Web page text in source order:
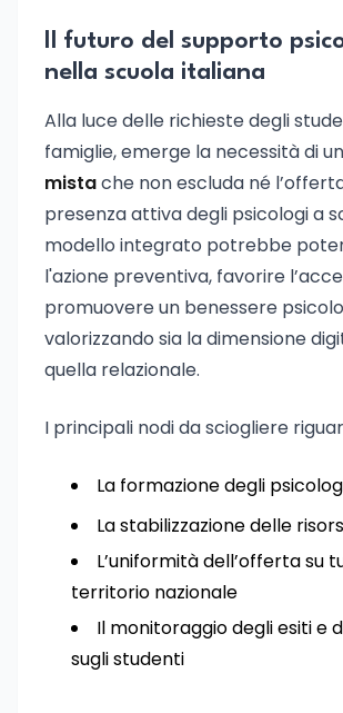
Il futuro del supporto
nella scuola italiana
Alla luce delle richieste degli
famiglie, emerge la necessità di
mistache non escluda né
presenza attiva degli psicologi a
modello integrato potrebbe
l'azione preventiva, favorire
promuovere un benessere
valorizzando sia la dimensione
quella relazionale.
I principali nodi da sciogliere
La formazione degli
La stabilizzazione delle
L’uniformità dell’offerta su
territorio nazionale
Il monitoraggio degli esiti e
sugli studenti